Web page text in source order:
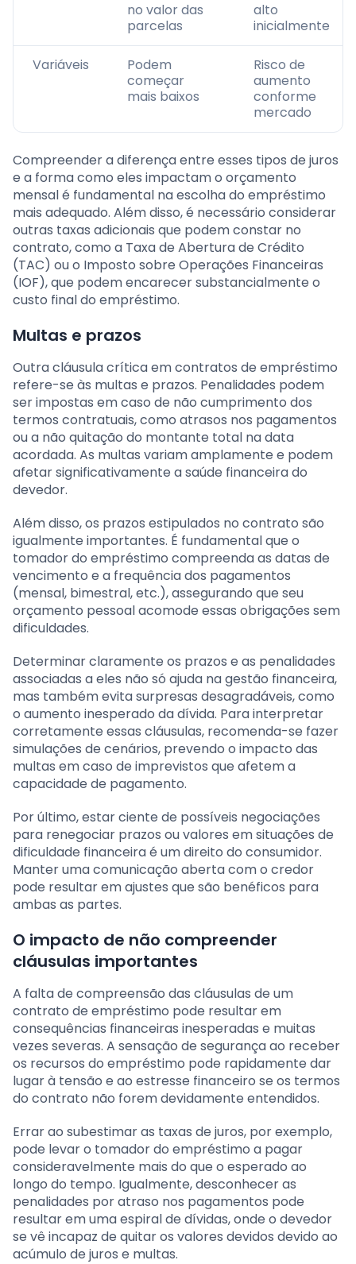
no valor das
parcelas
alto
inicialmente
Variáveis
Podem
começar
mais baixos
Risco de
aumento
conforme
mercado
Compreender a diferença entre esses tipos de juros
e a forma como eles impactam o orçamento
mensal é fundamental na escolha do empréstimo
mais adequado. Além disso, é necessário considerar
outras taxas adicionais que podem constar no
contrato, como a Taxa de Abertura de Crédito
(TAC) ou o Imposto sobre Operações Financeiras
(IOF), que podem encarecer substancialmente o
custo final do empréstimo.
Multas e prazos
Outra cláusula crítica em contratos de empréstimo
refere-se às multas e prazos. Penalidades podem
ser impostas em caso de não cumprimento dos
termos contratuais, como atrasos nos pagamentos
ou a não quitação do montante total na data
acordada. As multas variam amplamente e podem
afetar significativamente a saúde financeira do
devedor.
Além disso, os prazos estipulados no contrato são
igualmente importantes. É fundamental que o
tomador do empréstimo compreenda as datas de
vencimento e a frequência dos pagamentos
(mensal, bimestral, etc.), assegurando que seu
orçamento pessoal acomode essas obrigações sem
dificuldades.
Determinar claramente os prazos e as penalidades
associadas a eles não só ajuda na gestão financeira,
mas também evita surpresas desagradáveis, como
o aumento inesperado da dívida. Para interpretar
corretamente essas cláusulas, recomenda-se fazer
simulações de cenários, prevendo o impacto das
multas em caso de imprevistos que afetem a
capacidade de pagamento.
Por último, estar ciente de possíveis negociações
para renegociar prazos ou valores em situações de
dificuldade financeira é um direito do consumidor.
Manter uma comunicação aberta com o credor
pode resultar em ajustes que são benéficos para
ambas as partes.
O impacto de não compreender
cláusulas importantes
A falta de compreensão das cláusulas de um
contrato de empréstimo pode resultar em
consequências financeiras inesperadas e muitas
vezes severas. A sensação de segurança ao receber
os recursos do empréstimo pode rapidamente dar
lugar à tensão e ao estresse financeiro se os termos
do contrato não forem devidamente entendidos.
Errar ao subestimar as taxas de juros, por exemplo,
pode levar o tomador do empréstimo a pagar
consideravelmente mais do que o esperado ao
longo do tempo. Igualmente, desconhecer as
penalidades por atraso nos pagamentos pode
resultar em uma espiral de dívidas, onde o devedor
se vê incapaz de quitar os valores devidos devido ao
acúmulo de juros e multas.